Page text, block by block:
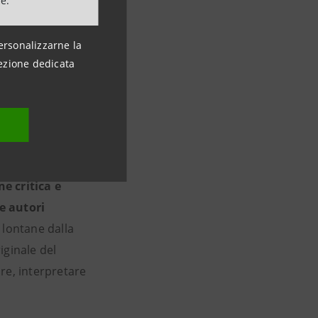
la
dedicata
un territorio
città, lo
capace di
critica e
autori
dalla
del
interpretare